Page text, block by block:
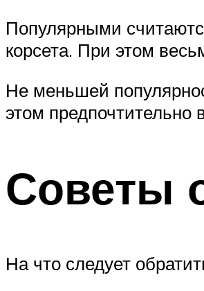
Популярными
корсета. При этом
Не меньшей
этом
Советы
На что следует